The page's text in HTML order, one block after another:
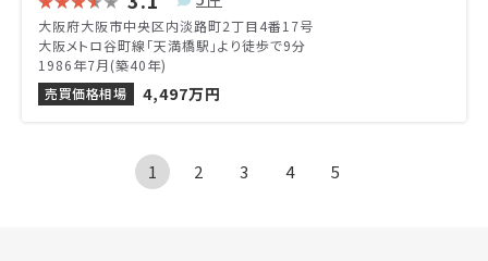
大阪府大阪市中央区内淡路町2丁目4番17号
大阪メトロ谷町線「天満橋駅」より徒歩で9分
1986年7月(築40年)
売買価格相場
4,497万円
1 2 3 4 5